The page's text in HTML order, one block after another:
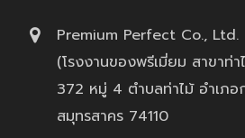
Premium Perfect Co., Ltd.
(โรงงานของพรีเมี่ยม สาขาท่า
372 หมู่ 4 ตำบลท่าไม้ อำเภอ
สมุทรสาคร 74110